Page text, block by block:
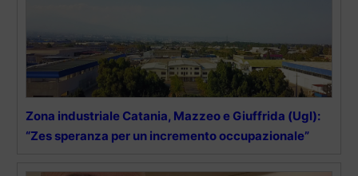
Zona industriale Catania, Mazzeo e Giuffrida (Ugl):
“Zes speranza per un incremento occupazionale”